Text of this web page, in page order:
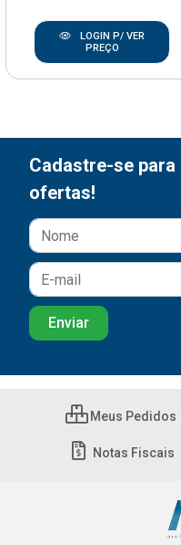
LOGIN P/ VER
PREÇO
Cadastre-se
ofertas!
Meus Pedidos
Notas Fiscais